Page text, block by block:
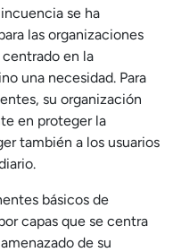
se ha
las organizaciones
en la
una necesidad. Para
su organización
en proteger la
también a los usuarios
básicos de
capas que se centra
de su